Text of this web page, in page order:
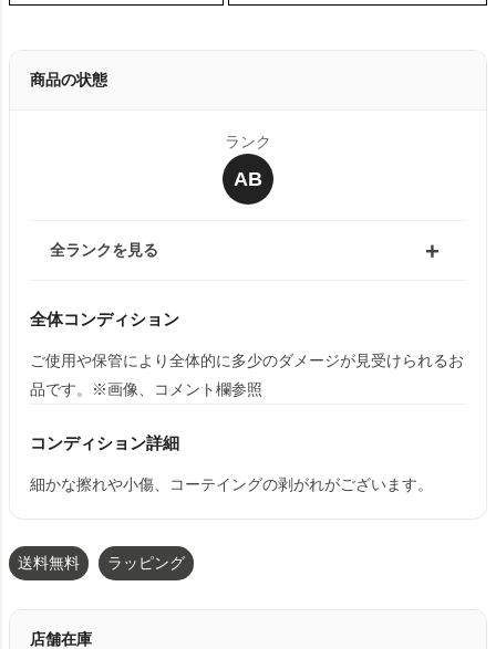
商品の状態
ランク
AB
全ランクを見る
全体コンディション
ご使用や保管により全体的に多少のダメージが見受けられるお
品です。※画像、コメント欄参照
コンディション詳細
細かな擦れや小傷、コーテイングの剥がれがございます。
送料無料 ラッピング
店舗在庫